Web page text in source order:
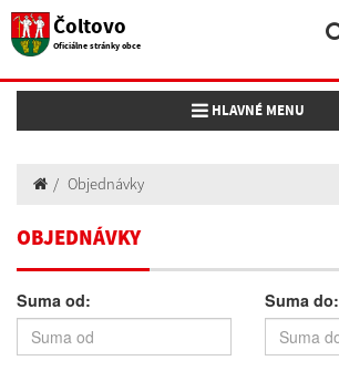
Čoltovo
Oficiálne stránky obce
Toggle navigation
HLAVNÉ MENU
Objednávky
OBJEDNÁVKY
Suma od: Suma do: